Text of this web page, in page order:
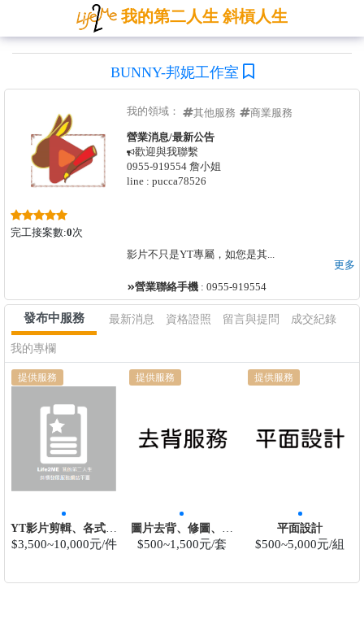
我的第二人生 斜槓人生
BUNNY-邦妮工作室
完工接案數:0次
我的領域： 其他服務 商業服務
營業消息/最新公告
歡迎與我聯繫
0955-919554 詹小姐
line : pucca78526
影片不只是YT專屬，如您是其...
更多
營業聯絡手機 : 0955-919554
發布中服務 最新消息 資格證照 留言與提問 成交紀錄
我的專欄
提供服務
YT影片剪輯、各式影
片剪輯。
$3,500~10,000元/件
提供服務
圖片去背、修圖、美
肌、調色、調光。
$500~1,500元/套
提供服務
平面設計
$500~5,000元/組